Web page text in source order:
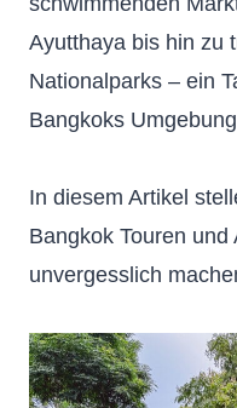
Ayutthaya bis hin zu
Nationalparks – ein
Bangkoks
In diesem Artikel
Bangkok Touren
unvergesslich